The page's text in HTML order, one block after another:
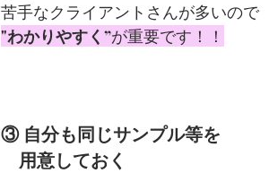
苦手なクライアントさんが多いので
"わかりやすく”が重要です！！
③ 自分も同じサンプル等を
用意しておく